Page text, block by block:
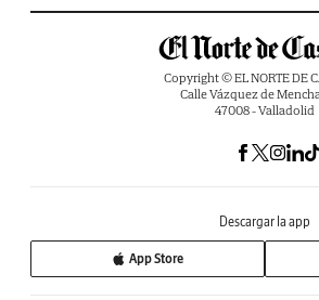
Copyright © EL NORTE DE
Calle Vázquez de
47008 - Valladolid
Descargar la app
App Store